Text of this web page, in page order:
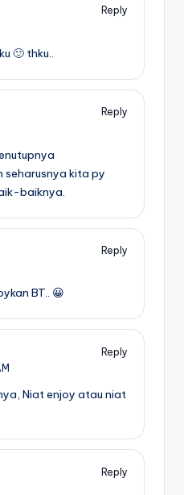
Reply
🙂 thku..
Reply
seharusnya kita py
baiknya.
Reply
BT.. 😀
Reply
Niat enjoy atau niat
Reply